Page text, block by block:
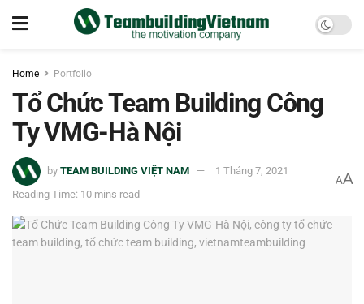
Home Portfolio
Tổ Chức Team Building Công
Ty VMG-Hà Nội
by TEAM BUILDING VIỆT NAM
1 Tháng 7, 2021
Reading Time: 10 mins read
AA